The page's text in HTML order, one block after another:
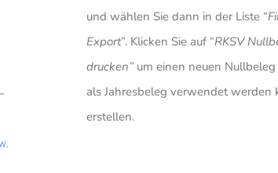
und wählen Sie dann in der Liste “
Export”. Klicken Sie auf “RKSV
drucken”um einen neuen Null­beleg
als Jahres­beleg verwendet werden
erstellen.